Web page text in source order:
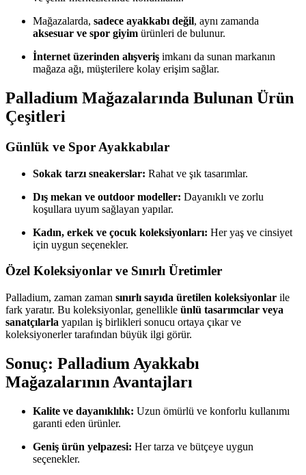
Mağazalarda, sadece ayakkabı değil, aynı zamanda
aksesuar ve spor giyim ürünleri de bulunur.
İnternet üzerinden alışveriş imkanı da sunan markanın
mağaza ağı, müşterilere kolay erişim sağlar.
Palladium Mağazalarında Bulunan Ürün
Çeşitleri
Günlük ve Spor Ayakkabılar
Sokak tarzı sneakerslar: Rahat ve şık tasarımlar.
Dış mekan ve outdoor modeller: Dayanıklı ve zorlu
koşullara uyum sağlayan yapılar.
Kadın, erkek ve çocuk koleksiyonları: Her yaş ve cinsiyet
için uygun seçenekler.
Özel Koleksiyonlar ve Sınırlı Üretimler
Palladium, zaman zaman sınırlı sayıda üretilen koleksiyonlar ile
fark yaratır. Bu koleksiyonlar, genellikle ünlü tasarımcılar veya
sanatçılarla yapılan iş birlikleri sonucu ortaya çıkar ve
koleksiyonerler tarafından büyük ilgi görür.
Sonuç: Palladium Ayakkabı
Mağazalarının Avantajları
Kalite ve dayanıklılık: Uzun ömürlü ve konforlu kullanımı
garanti eden ürünler.
Geniş ürün yelpazesi: Her tarza ve bütçeye uygun
seçenekler.